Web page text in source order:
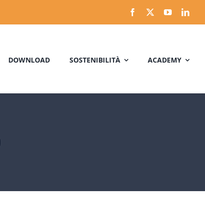
DOWNLOAD SOSTENIBILITÀ ACADEMY